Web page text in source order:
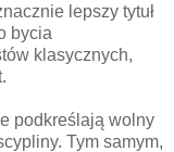
lepszy tytuł
bycia
klasycznych,
podkreślają wolny
Tym samym,